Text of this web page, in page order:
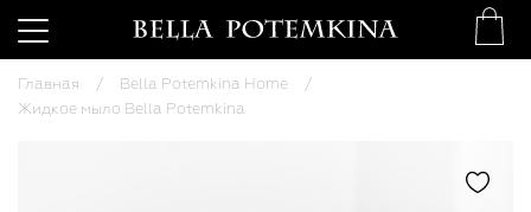
Главная
Bella Potemkina Home
Жидкое мыло Bella Potemkina